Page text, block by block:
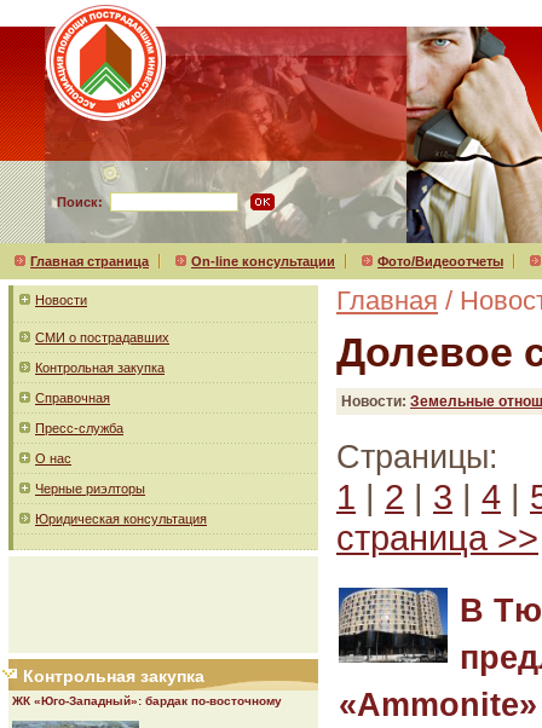
Поиск:
Главная страница On-line консультации Фото/Видеоотчеты
Новости
СМИ о пострадавших
Контрольная закупка
Справочная
Пресс-служба
О нас
Черные риэлторы
Юридическая консультация
Контрольная закупка
ЖК «Юго-Западный»: бардак по-восточному
Главная /
Долевое
Новости: Земельные
Страницы:
1 | 2 | 3 | 4 |
страница >>
В